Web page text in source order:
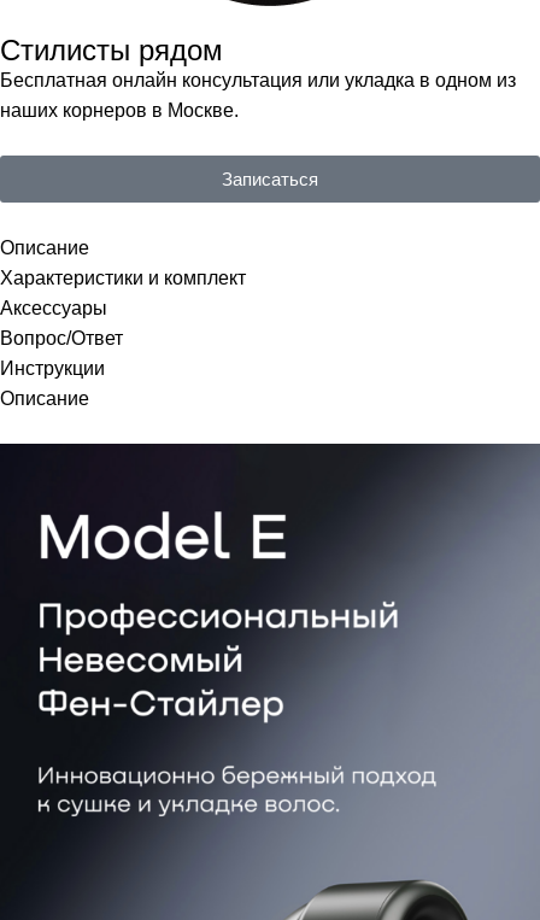
Стилисты рядом
Бесплатная онлайн консультация или укладка в одном из
наших корнеров в Москве.
Записаться
Описание
Характеристики и комплект
Аксессуары
Вопрос/Ответ
Инструкции
Описание